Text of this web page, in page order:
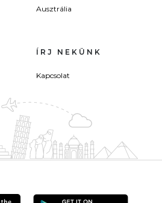
Ausztrália
ÍRJ NEKÜNK
Kapcsolat